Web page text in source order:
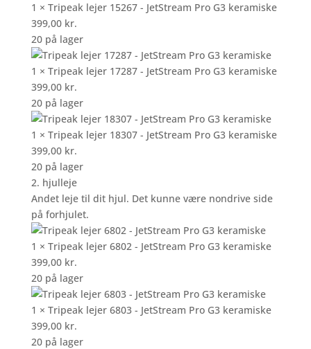
1 × Tripeak lejer 15267 - JetStream Pro G3 keramiske
399,00 kr.
20 på lager
1 × Tripeak lejer 17287 - JetStream Pro G3 keramiske
399,00 kr.
20 på lager
1 × Tripeak lejer 18307 - JetStream Pro G3 keramiske
399,00 kr.
20 på lager
2. hjulleje
Andet leje til dit hjul. Det kunne være nondrive side
på forhjulet.
1 × Tripeak lejer 6802 - JetStream Pro G3 keramiske
399,00 kr.
20 på lager
1 × Tripeak lejer 6803 - JetStream Pro G3 keramiske
399,00 kr.
20 på lager